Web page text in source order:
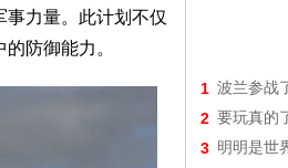
力量。此计划不仅
防御能力。
1 波兰参战
2 要玩真的
3 明明是世